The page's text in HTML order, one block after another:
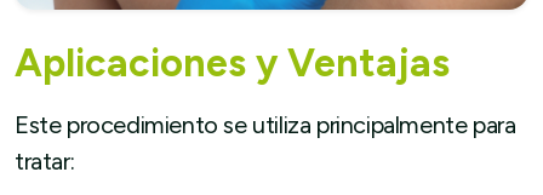
Aplicaciones y Ventajas
Este procedimiento se utiliza principalmente para
tratar: